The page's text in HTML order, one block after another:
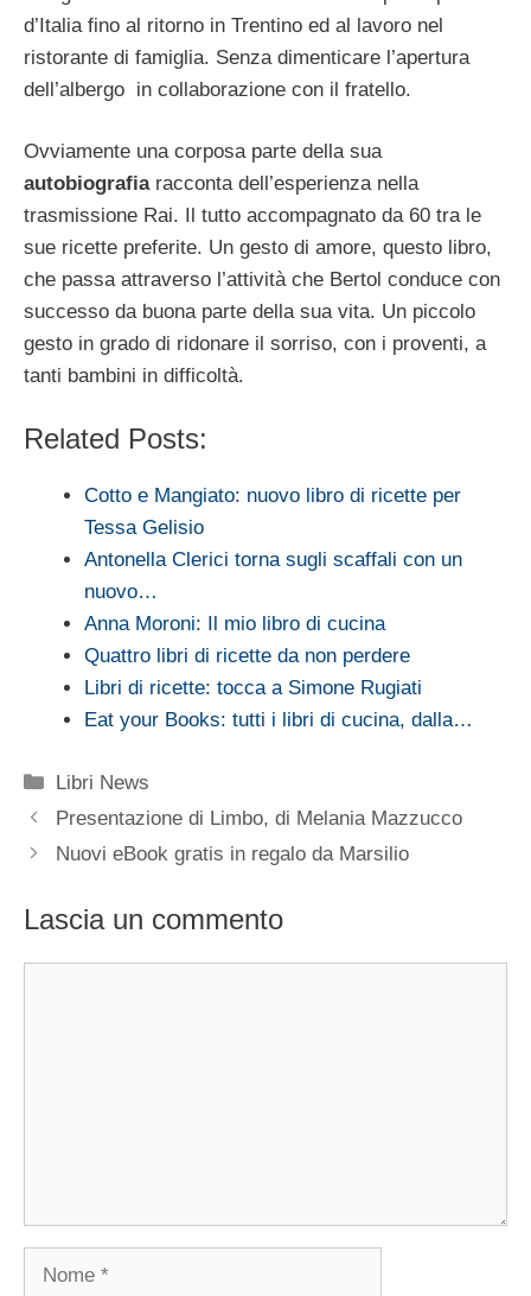
d’Italia fino al ritorno in Trentino ed al lavoro nel
ristorante di famiglia. Senza dimenticare l’apertura
dell’albergo in collaborazione con il fratello.
Ovviamente una corposa parte della sua
autobiografiaracconta dell’esperienza nella
trasmissione Rai. Il tutto accompagnato da 60 tra le
sue ricette preferite. Un gesto di amore, questo libro,
che passa attraverso l’attività che Bertol conduce con
successo da buona parte della sua vita. Un piccolo
gesto in grado di ridonare il sorriso, con i proventi, a
tanti bambini in difficoltà.
Related Posts:
Cotto e Mangiato: nuovo libro di ricette per
Tessa Gelisio
Antonella Clerici torna sugli scaffali con un
nuovo…
Anna Moroni: Il mio libro di cucina
Quattro libri di ricette da non perdere
Libri di ricette: tocca a Simone Rugiati
Eat your Books: tutti i libri di cucina, dalla…
Categorie
Libri News
Presentazione di Limbo, di Melania Mazzucco
Nuovi eBook gratis in regalo da Marsilio
Lascia un commento